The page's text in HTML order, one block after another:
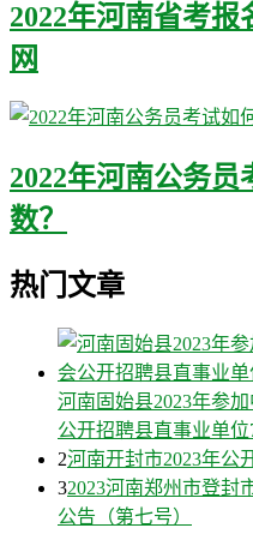
2022年河南省考
网
2022年河南公务
数？
热门文章
河南固始县2023年参
公开招聘县直事业单位
2河南开封市2023年公
32023河南郑州市登封
公告（第七号）